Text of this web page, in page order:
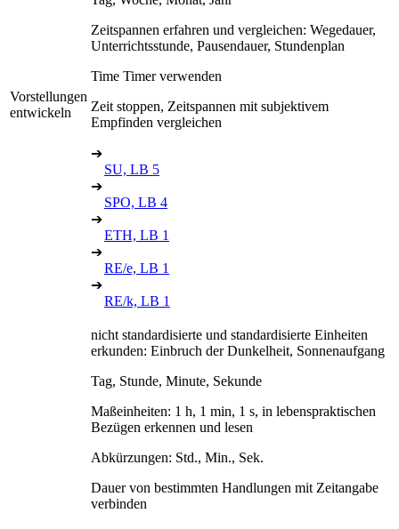
Vorstellungen
entwickeln
Zeitspannen erfahren und vergleichen: Wegedauer,
Unterrichtsstunde, Pausendauer, Stundenplan
Time Timer verwenden
Zeit stoppen, Zeitspannen mit subjektivem
Empfinden vergleichen
➔
SU, LB 5
➔
SPO, LB 4
➔
ETH, LB 1
➔
RE/e, LB 1
➔
RE/k, LB 1
nicht standardisierte und standardisierte Einheiten
erkunden: Einbruch der Dunkelheit, Sonnenaufgang
Tag, Stunde, Minute, Sekunde
Maßeinheiten: 1 h, 1 min, 1 s, in lebenspraktischen
Bezügen erkennen und lesen
Abkürzungen: Std., Min., Sek.
Dauer von bestimmten Handlungen mit Zeitangabe
verbinden